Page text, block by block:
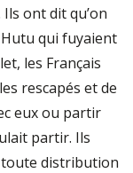
ont dit qu’on
qui fuyaient
les Français
rescapés et de
eux ou partir
partir. Ils
distribution